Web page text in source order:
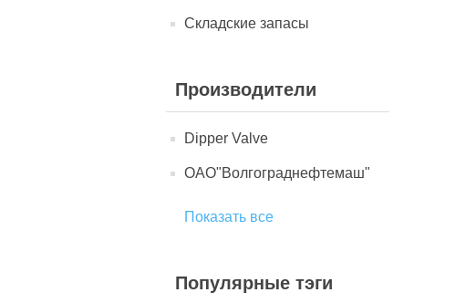
Складские запасы
Производители
Dipper Valve
ОАО"Волгограднефтемаш"
Показать все
Популярные тэги